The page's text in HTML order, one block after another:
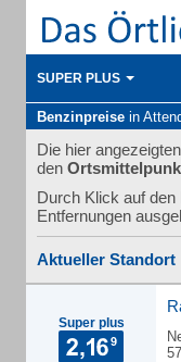
SUPER PLUS
Benzinpreise in
Die hier
den
Durch Klick auf den
Entfernungen
Aktueller Standort
Super plus